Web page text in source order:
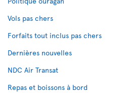
Vols pas chers
Forfaits tout inclus pas chers
Dernières nouvelles
NDC Air Transat
Repas et boissons à bord